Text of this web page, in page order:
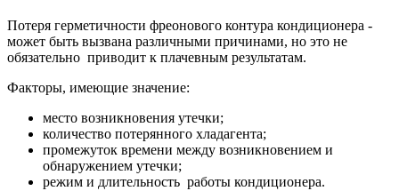
Потеря герметичности фреонового контура кондиционера -
может быть вызвана различными причинами, но это не
обязательно приводит к плачевным результатам.
Факторы, имеющие значение:
место возникновения утечки;
количество потерянного хладагента;
промежуток времени между возникновением и
обнаружением утечки;
режим и длительность работы кондиционера.